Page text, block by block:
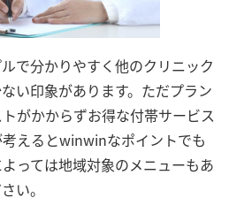
で分かりやすく他のクリニック
い印象があります。ただプラン
がかからずお得な付帯サービス
えるとwinwinなポイントでも
っては地域対象のメニューもあ
い。